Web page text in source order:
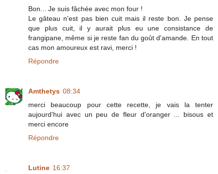
Bon... Je suis fâchée avec mon four !
Le gâteau n'est pas bien cuit mais il reste bon. Je pense
que plus cuit, il y aurait plus eu une consistance de
frangipane, même si je reste fan du goût d'amande. En tout
cas mon amoureux est ravi, merci !
Répondre
Amthetys 08:34
merci beaucoup pour cette recette, je vais la tenter
aujourd'hui avec un peu de fleur d'oranger ... bisous et
merci encore
Répondre
Lutine 16:37